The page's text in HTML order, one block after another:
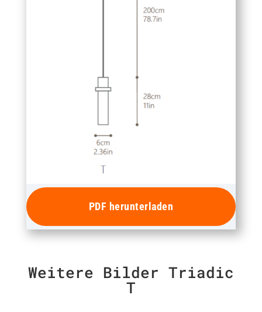
PDF herunterladen
Weitere Bilder Triadic
T